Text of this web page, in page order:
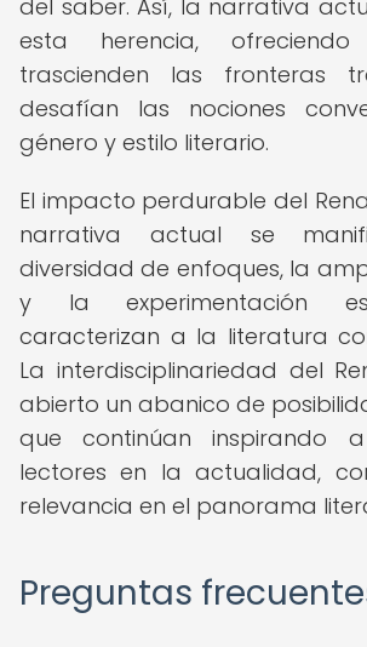
del saber. Así, la narrativa
esta herencia,
trascienden las fronteras
desafían las nociones
género y estilo literario.
El impacto perdurable del
narrativa actual se
diversidad de enfoques, la
y la experimentación
caracterizan a la literatura
La interdisciplinariedad del
abierto un abanico de
que continúan inspirando
lectores en la actualidad,
relevancia en el panorama
Preguntas